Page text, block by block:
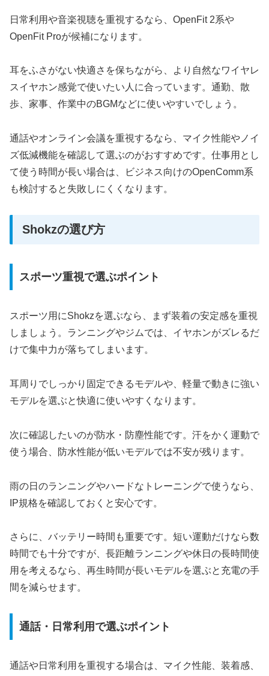
日常利用や音楽視聴を重視するなら、OpenFit 2系や
OpenFit Proが候補になります。
耳をふさがない快適さを保ちながら、より自然なワイヤレ
スイヤホン感覚で使いたい人に合っています。通勤、散
歩、家事、作業中のBGMなどに使いやすいでしょう。
通話やオンライン会議を重視するなら、マイク性能やノイ
ズ低減機能を確認して選ぶのがおすすめです。仕事用とし
て使う時間が長い場合は、ビジネス向けのOpenComm系
も検討すると失敗しにくくなります。
Shokzの選び方
スポーツ重視で選ぶポイント
スポーツ用にShokzを選ぶなら、まず装着の安定感を重視
しましょう。ランニングやジムでは、イヤホンがズレるだ
けで集中力が落ちてしまいます。
耳周りでしっかり固定できるモデルや、軽量で動きに強い
モデルを選ぶと快適に使いやすくなります。
次に確認したいのが防水・防塵性能です。汗をかく運動で
使う場合、防水性能が低いモデルでは不安が残ります。
雨の日のランニングやハードなトレーニングで使うなら、
IP規格を確認しておくと安心です。
さらに、バッテリー時間も重要です。短い運動だけなら数
時間でも十分ですが、長距離ランニングや休日の長時間使
用を考えるなら、再生時間が長いモデルを選ぶと充電の手
間を減らせます。
通話・日常利用で選ぶポイント
通話や日常利用を重視する場合は、マイク性能、装着感、